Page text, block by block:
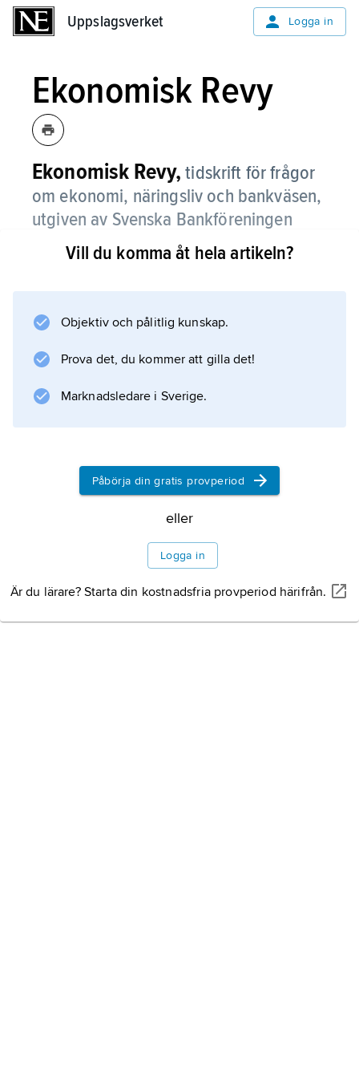
Uppslagsverket Logga in
Ekonomisk Revy
Ekonomisk Revy, tidskrift för frågor
om ekonomi, näringsliv och bankväsen,
utgiven av Svenska Bankföreningen
1944–82.
föreningens statistiska avdelning.
Information om artikeln
Vill du komma åt hela artikeln?
Objektiv och pålitlig kunskap.
Prova det, du kommer att gilla det!
Marknadsledare i Sverige.
Påbörja din gratis provperiod
eller
Logga in
Är du lärare? Starta din kostnadsfria provperiod härifrån.